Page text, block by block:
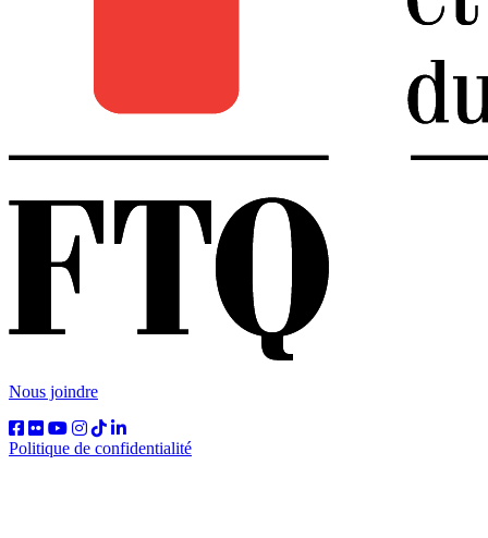
Nous joindre
Politique de confidentialité